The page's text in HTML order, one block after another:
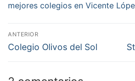
mejores colegios en Vicente
Navegación
de
ANTERIOR
Entrada
Colegio Olivos del Sol